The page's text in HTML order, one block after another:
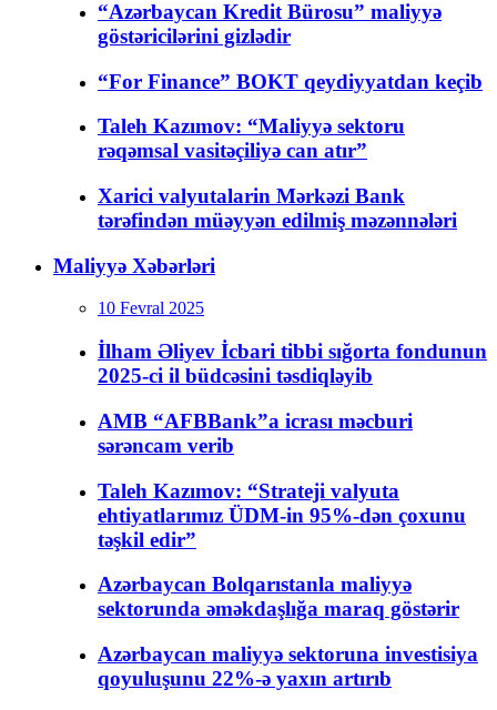
“Azərbaycan Kredit Bürosu” maliyyə
göstəricilərini gizlədir
“For Finance” BOKT qeydiyyatdan keçib
Taleh Kazımov: “Maliyyə sektoru
rəqəmsal vasitəçiliyə can atır”
Xarici valyutalarin Mərkəzi Bank
tərəfindən müəyyən edilmiş məzənnələri
Maliyyə Xəbərləri
10 Fevral 2025
İlham Əliyev İcbari tibbi sığorta fondunun
2025-ci il büdcəsini təsdiqləyib
AMB “AFBBank”a icrası məcburi
sərəncam verib
Taleh Kazımov: “Strateji valyuta
ehtiyatlarımız ÜDM-in 95%-dən çoxunu
təşkil edir”
Azərbaycan Bolqarıstanla maliyyə
sektorunda əməkdaşlığa maraq göstərir
Azərbaycan maliyyə sektoruna investisiya
qoyuluşunu 22%-ə yaxın artırıb